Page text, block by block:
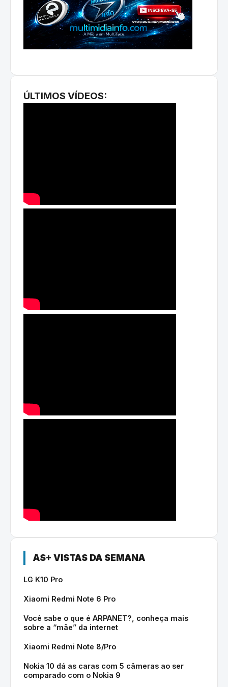
ÚLTIMOS VÍDEOS:
AS+ VISTAS DA SEMANA
LG K10 Pro
Xiaomi Redmi Note 6 Pro
Você sabe o que é ARPANET?, conheça mais
sobre a “mãe” da internet
Xiaomi Redmi Note 8/Pro
Nokia 10 dá as caras com 5 câmeras ao ser
comparado com o Nokia 9